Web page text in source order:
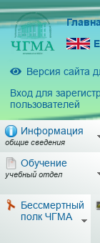
Версия сайта
Вход для
пользователей
Информация
общие сведения
Обучение
учебный отдел
Бессмертный
полк ЧГМА